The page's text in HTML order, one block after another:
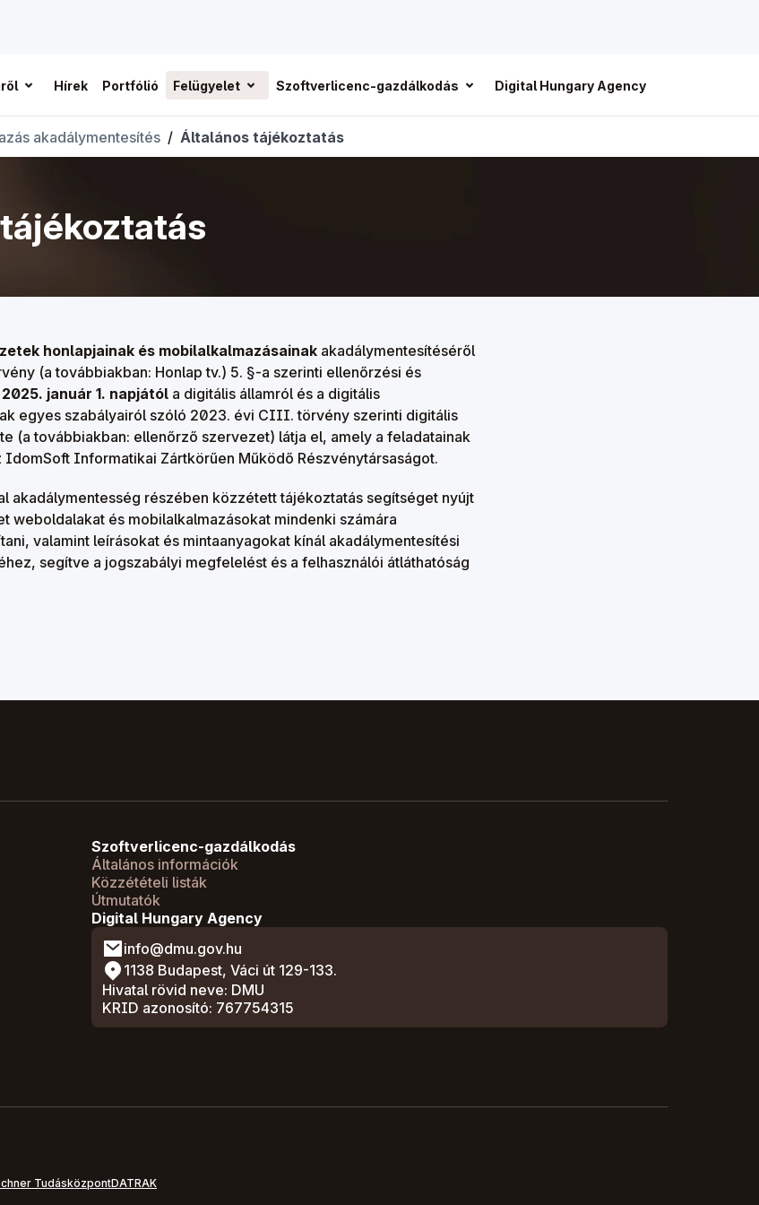
Hírek Portfólió Felügyelet Szoftverlicenc-gazdálkodás Digital Hungary Agency
akadálymentesítés / Általános tájékoztatás
honlapjainak és mobilalkalmazásainak akadálymentesítéséről
(a továbbiakban: Honlap tv.) 5. §-a szerinti ellenőrzési és
2025. január 1. napjától a digitális államról és a digitális
egyes szabályairól szóló 2023. évi CIII. törvény szerinti digitális
(a továbbiakban: ellenőrző szervezet) látja el, amely a feladatainak
IdomSoft Informatikai Zártkörűen Működő Részvénytársaságot.
akadálymentesség részében közzétett tájékoztatás segítséget nyújt
weboldalakat és mobilalkalmazásokat mindenki számára
valamint leírásokat és mintaanyagokat kínál akadálymentesítési
segítve a jogszabályi megfelelést és a felhasználói átláthatóság
Szoftverlicenc-gazdálkodás
Általános információk
Közzétételi listák
Útmutatók
Digital Hungary Agency
info@dmu.gov.hu
1138 Budapest, Váci út 129-133.
Hivatal rövid neve: DMU
KRID azonosító: 767754315
TudásközpontDATRAK